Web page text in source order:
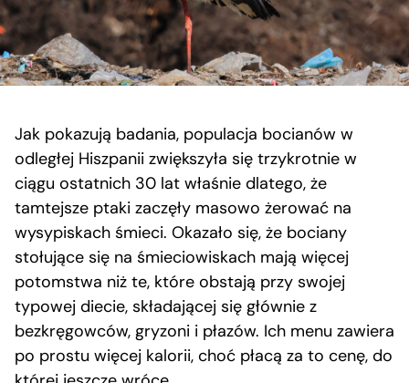
Jak pokazują badania, populacja bocianów w
odległej Hiszpanii zwiększyła się trzykrotnie w
ciągu ostatnich 30 lat właśnie dlatego, że
tamtejsze ptaki zaczęły masowo żerować na
wysypiskach śmieci. Okazało się, że bociany
stołujące się na śmieciowiskach mają więcej
potomstwa niż te, które obstają przy swojej
typowej diecie, składającej się głównie z
bezkręgowców, gryzoni i płazów. Ich menu zawiera
po prostu więcej kalorii, choć płacą za to cenę, do